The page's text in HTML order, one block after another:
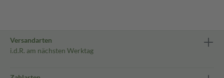
Versandarten
i.d.R. am nächsten Werktag